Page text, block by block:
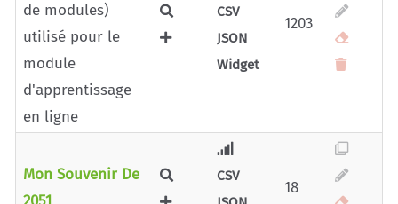
de modules)
utilisé pour le
module
d'apprentissage
en ligne
CSV
JSON
Widget
1203
Mon Souvenir De
CSV
18